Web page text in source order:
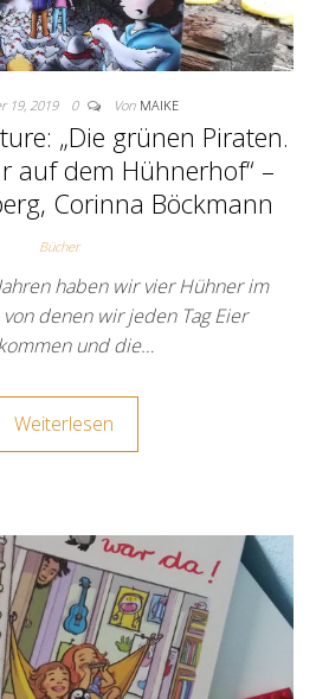
19, 2019 0 Von MAIKE
„Die grünen Piraten.
auf dem Hühnerhof“ –
Corinna Böckmann
Bücher
haben wir vier Hühner im
denen wir jeden Tag Eier
und die…
Weiterlesen